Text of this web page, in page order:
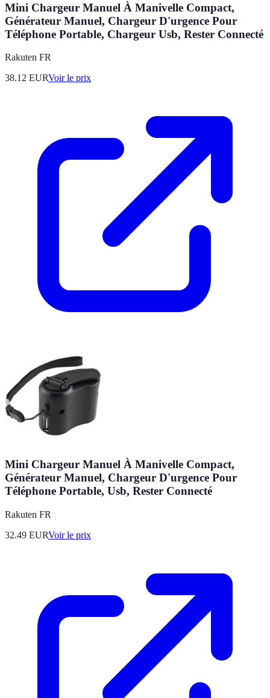
Mini Chargeur Manuel À Manivelle Compact,
Générateur Manuel, Chargeur D'urgence Pour
Téléphone Portable, Chargeur Usb, Rester Connecté
Rakuten FR
38.12 EURVoir le prix
Mini Chargeur Manuel À Manivelle Compact,
Générateur Manuel, Chargeur D'urgence Pour
Téléphone Portable, Usb, Rester Connecté
Rakuten FR
32.49 EURVoir le prix